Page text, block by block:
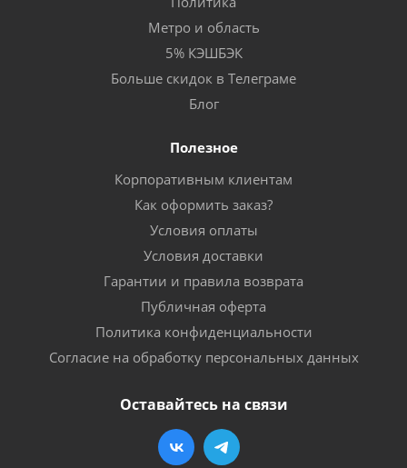
Метро и область
5% КЭШБЭК
Больше скидок в Телеграме
Блог
Полезное
Корпоративным клиентам
Как оформить заказ?
Условия оплаты
Условия доставки
Гарантии и правила возврата
Публичная оферта
Политика конфиденциальности
Согласие на обработку персональных данных
Оставайтесь на связи